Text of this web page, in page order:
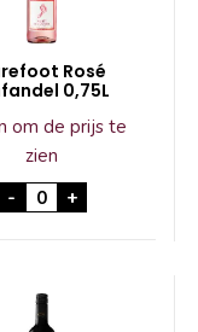
Rosé
0,75L
om de prijs te
zien
- Barefoot Rosé
+